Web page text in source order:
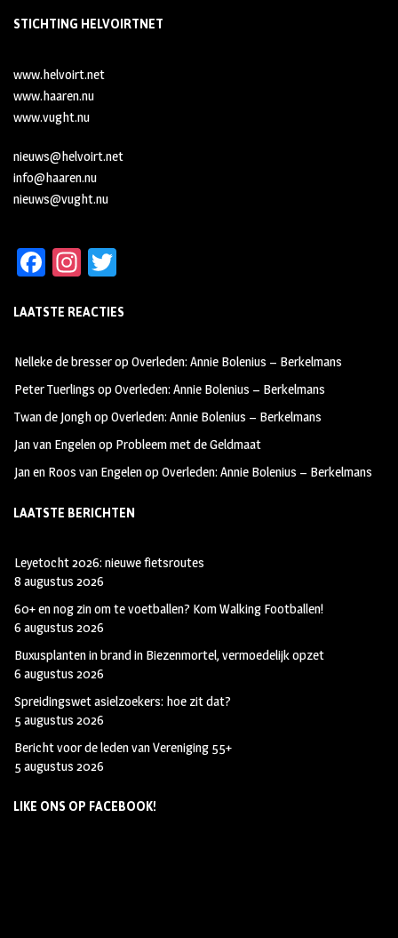
STICHTING HELVOIRTNET
www.helvoirt.net
www.haaren.nu
www.vught.nu
nieuws@helvoirt.net
info@haaren.nu
nieuws@vught.nu
Fa
b
oo
k
In
ag
m
tt
LAATSTE REACTIES
Nelleke de bresseropOverleden: Annie Bolenius – Berkelmans
Peter Tuerlings opOverleden: Annie Bolenius – Berkelmans
Twan de JonghopOverleden: Annie Bolenius – Berkelmans
Jan van Engelenop Probleem met de Geldmaat
Jan en Roos van EngelenopOverleden: Annie Bolenius – Berkelmans
LAATSTE BERICHTEN
Leyetocht 2026: nieuwe fietsroutes
8 augustus 2026
60+ en nog zin om te voetballen? Kom Walking Footballen!
6 augustus 2026
Buxusplanten in brand in Biezenmortel, vermoedelijk opzet
6 augustus 2026
Spreidingswet asielzoekers: hoe zit dat?
5 augustus 2026
Bericht voor de leden van Vereniging 55+
5 augustus 2026
LIKE ONS OP FACEBOOK!